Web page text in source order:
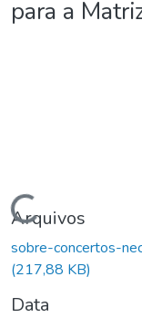
para a
Carregando...
Arquivos
sobre-concertos-
(217,88 KB)
Data